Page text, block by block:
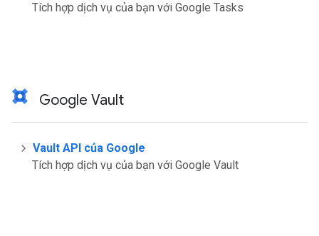
Tích hợp dịch vụ của bạn với Google Tasks
Google Vault
Vault API của Google
Tích hợp dịch vụ của bạn với Google Vault